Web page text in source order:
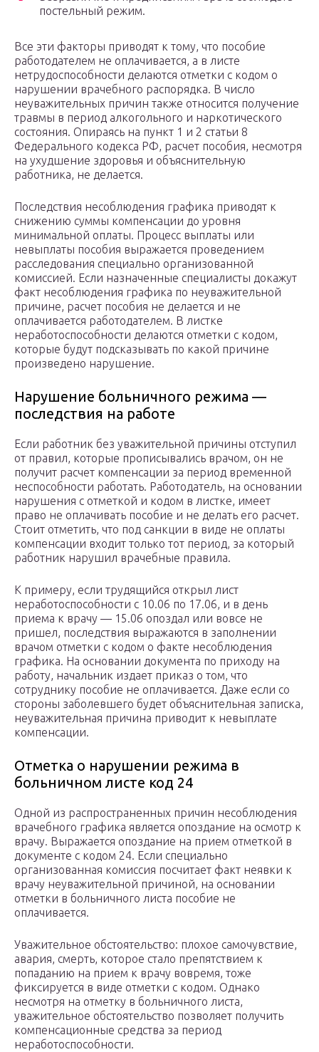
постельный режим.
Все эти факторы приводят к тому, что пособие
работодателем не оплачивается, а в листе
нетрудоспособности делаются отметки с кодом о
нарушении врачебного распорядка. В число
неуважительных причин также относится получение
травмы в период алкогольного и наркотического
состояния. Опираясь на пункт 1 и 2 статьи 8
Федерального кодекса РФ, расчет пособия, несмотря
на ухудшение здоровья и объяснительную
работника, не делается.
Последствия несоблюдения графика приводят к
снижению суммы компенсации до уровня
минимальной оплаты. Процесс выплаты или
невыплаты пособия выражается проведением
расследования специально организованной
комиссией. Если назначенные специалисты докажут
факт несоблюдения графика по неуважительной
причине, расчет пособия не делается и не
оплачивается работодателем. В листке
неработоспособности делаются отметки с кодом,
которые будут подсказывать по какой причине
произведено нарушение.
Нарушение больничного режима —
последствия на работе
Если работник без уважительной причины отступил
от правил, которые прописывались врачом, он не
получит расчет компенсации за период временной
неспособности работать. Работодатель, на основании
нарушения с отметкой и кодом в листке, имеет
право не оплачивать пособие и не делать его расчет.
Стоит отметить, что под санкции в виде не оплаты
компенсации входит только тот период, за который
работник нарушил врачебные правила.
К примеру, если трудящийся открыл лист
неработоспособности с 10.06 по 17.06, и в день
приема к врачу — 15.06 опоздал или вовсе не
пришел, последствия выражаются в заполнении
врачом отметки с кодом о факте несоблюдения
графика. На основании документа по приходу на
работу, начальник издает приказ о том, что
сотруднику пособие не оплачивается. Даже если со
стороны заболевшего будет объяснительная записка,
неуважительная причина приводит к невыплате
компенсации.
Отметка о нарушении режима в
больничном листе код 24
Одной из распространенных причин несоблюдения
врачебного графика является опоздание на осмотр к
врачу. Выражается опоздание на прием отметкой в
документе с кодом 24. Если специально
организованная комиссия посчитает факт неявки к
врачу неуважительной причиной, на основании
отметки в больничного листа пособие не
оплачивается.
Уважительное обстоятельство: плохое самочувствие,
авария, смерть, которое стало препятствием к
попаданию на прием к врачу вовремя, тоже
фиксируется в виде отметки с кодом. Однако
несмотря на отметку в больничного листа,
уважительное обстоятельство позволяет получить
компенсационные средства за период
неработоспособности.